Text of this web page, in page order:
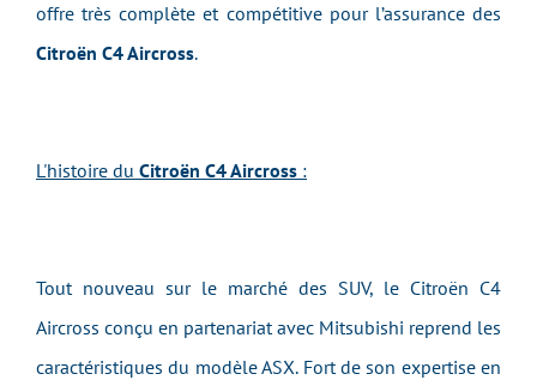
offre très complète et compétitive pour l’assurance des
Citroën C4 Aircross.
L'histoire du Citroën C4 Aircross :
Tout nouveau sur le marché des SUV, le Citroën C4
Aircross conçu en partenariat avec Mitsubishi reprend les
caractéristiques du modèle ASX. Fort de son expertise en